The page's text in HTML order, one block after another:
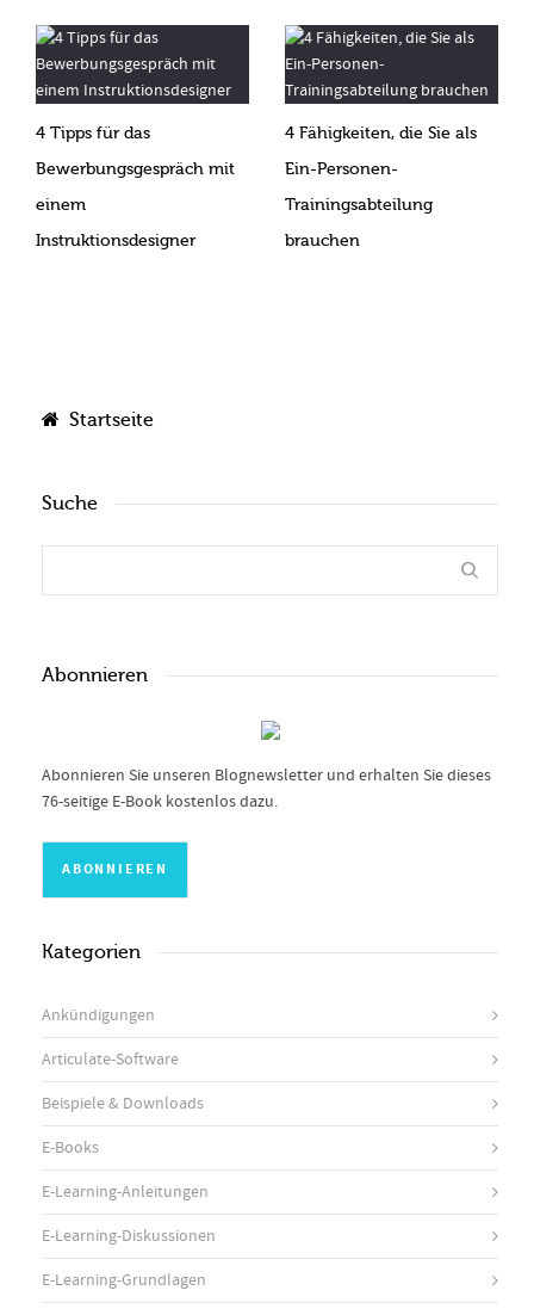
4 Tipps für das
Bewerbungsgespräch mit
einem
Instruktionsdesigner
4 Fähigkeiten, die Sie als
Ein-Personen-
Trainingsabteilung
brauchen
Startseite
Suche
Abonnieren
Abonnieren Sie unseren Blognewsletter und erhalten Sie dieses
76-seitige E-Book kostenlos dazu.
Kategorien
Ankündigungen
Articulate-Software
Beispiele & Downloads
E-Books
E-Learning-Anleitungen
E-Learning-Diskussionen
E-Learning-Grundlagen